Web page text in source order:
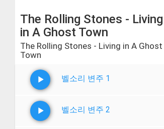
The Rolling Stones - Living
in A Ghost Town
The Rolling Stones - Living in A Ghost
Town
벨소리 변주 1
벨소리 변주 2